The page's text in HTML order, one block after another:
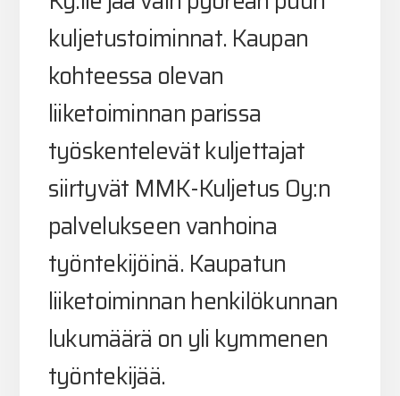
kuljetustoiminnat. Kaupan
kohteessa olevan
liiketoiminnan parissa
työskentelevät kuljettajat
siirtyvät MMK-Kuljetus Oy:n
palvelukseen vanhoina
työntekijöinä. Kaupatun
liiketoiminnan henkilökunnan
lukumäärä on yli kymmenen
työntekijää.